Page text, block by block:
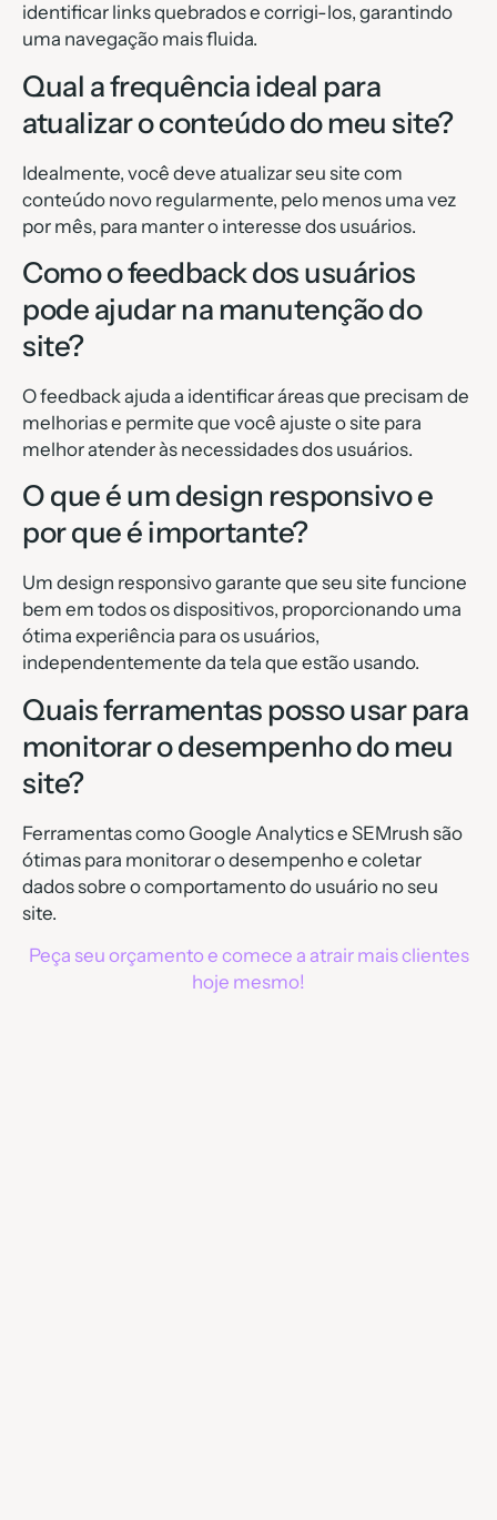
identificar links quebrados e corrigi-los, garantindo
uma navegação mais fluida.
Qual a frequência ideal para
atualizar o conteúdo do meu site?
Idealmente, você deve atualizar seu site com
conteúdo novo regularmente, pelo menos uma vez
por mês, para manter o interesse dos usuários.
Como o feedback dos usuários
pode ajudar na manutenção do
site?
O feedback ajuda a identificar áreas que precisam de
melhorias e permite que você ajuste o site para
melhor atender às necessidades dos usuários.
O que é um design responsivo e
por que é importante?
Um design responsivo garante que seu site funcione
bem em todos os dispositivos, proporcionando uma
ótima experiência para os usuários,
independentemente da tela que estão usando.
Quais ferramentas posso usar para
monitorar o desempenho do meu
site?
Ferramentas como Google Analytics e SEMrush são
ótimas para monitorar o desempenho e coletar
dados sobre o comportamento do usuário no seu
site.
Peça seu orçamento e comece a atrair mais clientes
hoje mesmo!